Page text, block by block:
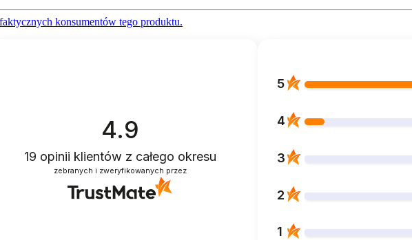
konsumentów tego produktu.
4.9
19 opinii klientów z całego okresu
zebranych i zweryfikowanych przez
5
4
3
2
1